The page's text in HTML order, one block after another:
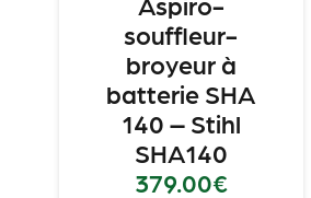
souffleur-
broyeur à
batterie SHA
140 – Stihl
SHA140
379.00€